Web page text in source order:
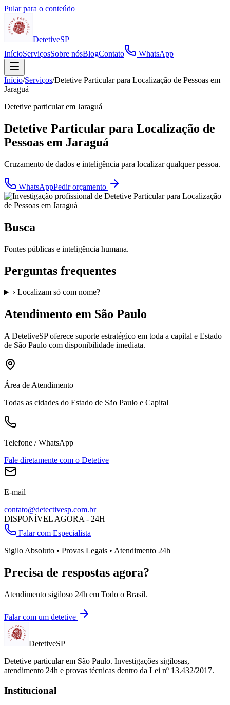
Pular para o conteúdo
DetetiveSP
InícioServiçosSobre nósBlogContato WhatsApp
Início/Serviços/Detetive Particular para Localização de Pessoas em
Jaraguá
Detetive particular em Jaraguá
Detetive Particular para Localização de
Pessoas em Jaraguá
Cruzamento de dados e inteligência para localizar qualquer pessoa.
WhatsAppPedir orçamento
Busca
Fontes públicas e inteligência humana.
Perguntas frequentes
› Localizam só com nome?
Atendimento em São Paulo
A DetetiveSPoferece suporte estratégico em toda a capital e Estado
de São Paulo com disponibilidade imediata.
Área de Atendimento
Todas as cidades do Estado de São Paulo e Capital
Telefone / WhatsApp
Fale diretamente com o Detetive
E-mail
contato@detectivesp.com.br
DISPONÍVEL AGORA - 24H
Falar com Especialista
Sigilo Absoluto • Provas Legais • Atendimento 24h
Precisa de respostas agora?
Atendimento sigiloso 24h em Todo o Brasil.
Falar com um detetive
DetetiveSP
Detetive particular em São Paulo. Investigações sigilosas,
atendimento 24h e provas técnicas dentro da Lei nº 13.432/2017.
Institucional